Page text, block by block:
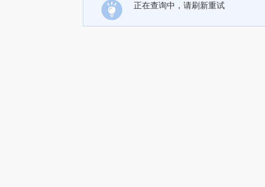
正在查询中，请刷新重试